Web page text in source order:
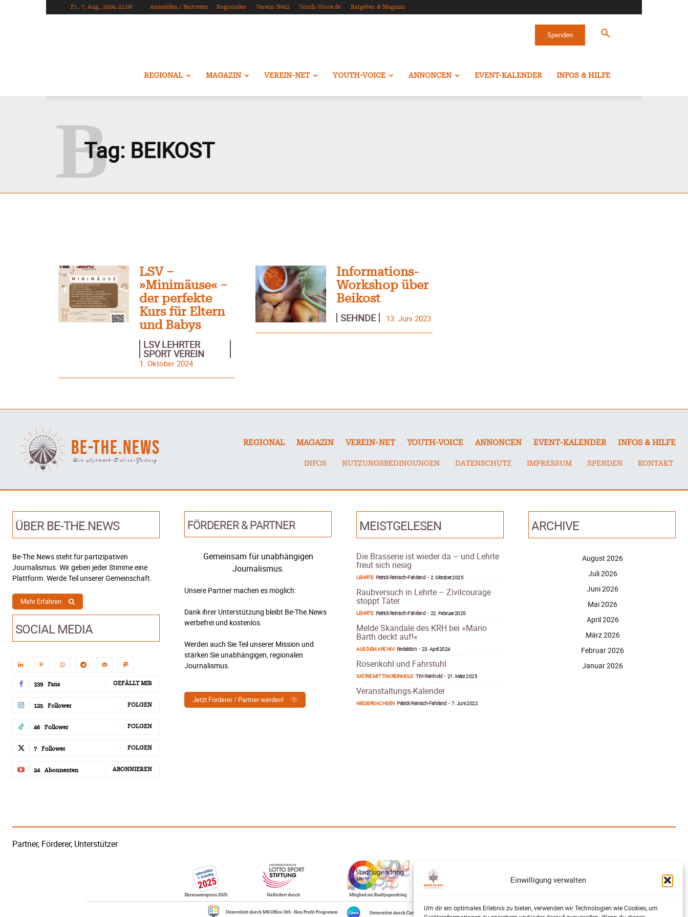
Einwilligung verwalten
Um dir ein optimales Erlebnis zu bieten, verwenden wir Technologien wie Cookies, um
Fr., 7, Aug., 2026, 23:08 Anmelden / Beitreten Regionales Verein-Net2 Youth-Voice.de Ratgeber & Magazin
Spenden
REGIONAL MAGAZIN VEREIN-NET YOUTH-VOICE ANNONCEN EVENT-KALENDER INFOS & HILFE
Tag: BEIKOST
B
LSV –
»Minimäuse« –
der perfekte
Kurs für Eltern
und Babys
LSV LEHRTER
SPORT VEREIN
1. Oktober 2024
Informations-
Workshop über
Beikost
SEHNDE
13. Juni 2023
BE-THE.NEWS
Die Mitmach-Online-Zeitung
REGIONAL MAGAZIN VEREIN-NET YOUTH-VOICE ANNONCEN EVENT-KALENDER INFOS & HILFE
INFOS NUTZUNGSBEDINGUNGEN DATENSCHUTZ IMPRESSUM SPENDEN KONTAKT
ÜBER BE-THE.NEWS
Be-The.News steht für partizipativen
Journalismus. Wir geben jeder Stimme eine
Plattform. Werde Teil unserer Gemeinschaft.
Mehr Erfahren
SOCIAL MEDIA
339 Fans GEFÄLLT MIR
125 Follower FOLGEN
46 Follower FOLGEN
7 Follower FOLGEN
24 Abonnenten ABONNIEREN
FÖRDERER & PARTNER
Gemeinsam für unabhängigen
Journalismus.
Unsere Partner machen es möglich:
Dank ihrer Unterstützung bleibt Be-The.News
werbefrei und kostenlos.
Werden auch Sie Teil unserer Mission und
stärken Sie unabhängigen, regionalen
Journalismus.
Jetzt Förderer / Partner werden!
MEISTGELESEN
Die Brasserie ist wieder da – und Lehrte
freut sich riesig
LEHRTE Patrick Reinisch-Fahrland - 2. Oktober 2025
Raubversuch in Lehrte – Zivilcourage
stoppt Täter
LEHRTE Patrick Reinisch-Fahrland - 22. Februar 2025
Melde Skandale des KRH bei »Mario
Barth deckt auf!«
AUS DEM ARCHIV Redaktion - 23. April 2024
Rosenkohl und Fahrstuhl
SATIRE MIT TIM REINHOLD Tim Reinhold - 21. März 2025
Veranstaltungs-Kalender
NIEDERSACHSEN Patrick Reinisch-Fahrland - 7. Juni 2022
ARCHIVE
August 2026
Juli 2026
Juni 2026
Mai 2026
April 2026
März 2026
Februar 2026
Januar 2026
Partner, Förderer, Unterstützer